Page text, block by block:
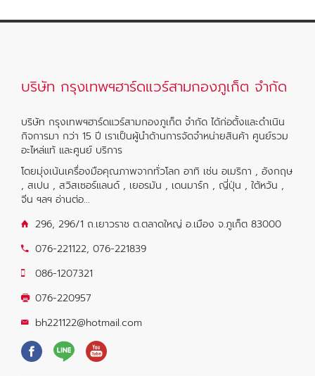
บริษัท กรุงเทพฯฮาร์ดแวร์สามกองภูเก็ต จำกัด
บริษัท กรุงเทพฯฮาร์ดแวร์สามกองภูเก็ต จำกัด ได้ก่อตั้งและดำเนิน
กิจการมา กว่า 15 ปี เราเป็นผู้นำด้านการจัดจำหน่ายสินค้า ศูนย์รวม
อะไหล่แท้ และศูนย์ บริการ
โดยมุ่งเน้นเครื่องมือคุณภาพจากทั่วโลก อาทิ เช่น อเมริกา , อังกฤษ
, สเปน , สวิสเซอร์แลนด์ , เยอรมัน , เดนมาร์ก , ญี่ปุ่น , ใต้หวัน ,
จีน ฯลฯ อ่านต่อ...
296, 296/1 ถ.เยาวราช ต.ตลาดใหญ่ อ.เมือง จ.ภูเก็ต 83000
076-221122, 076-221839
086-1207321
076-220957
bh221122@hotmail.com